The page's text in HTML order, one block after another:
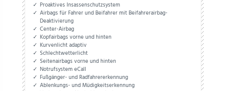
Proaktives Insassenschutzsystem
Airbags für Fahrer und Beifahrer mit Beifahrerairbag-
Deaktivierung
Center-Airbag
Kopfairbags vorne und hinten
Kurvenlicht adaptiv
Schlechtwetterlicht
Seitenairbags vorne und hinten
Notrufsystem eCall
Fußgänger- und Radfahrererkennung
Ablenkungs- und Müdigkeitserkennung